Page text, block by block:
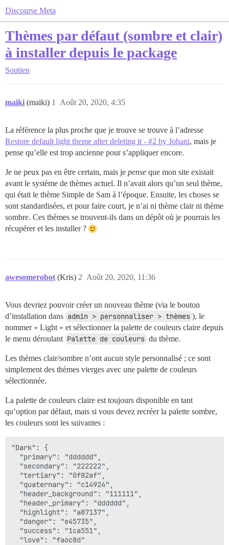
Discourse Meta
Thèmes par défaut (sombre et clair)
à installer depuis le package
Soutien
maiki (maiki) Août 20, 2020, 4:35
1
La référence la plus proche que je trouve se trouve à l’adresse
Restore default light theme after deleting it - #2 by Johani, mais je
pense qu’elle est trop ancienne pour s’appliquer encore.
Je ne peux pas en être certain, mais je pense que mon site existait
avant le système de thèmes actuel. Il n’avait alors qu’un seul thème,
qui était le thème Simple de Sam à l’époque. Ensuite, les choses se
sont standardisées, et pour faire court, je n’ai ni thème clair ni thème
sombre. Ces thèmes se trouvent-ils dans un dépôt où je pourrais les
récupérer et les installer ?
awesomerobot (Kris) Août 20, 2020, 11:36
2
Vous devriez pouvoir créer un nouveau thème (via le bouton
d’installation dans admin > personnaliser > thèmes ), le
nommer « Light » et sélectionner la palette de couleurs claire depuis
le menu déroulant Palette de couleurs du thème.
Les thèmes clair/sombre n’ont aucun style personnalisé ; ce sont
simplement des thèmes vierges avec une palette de couleurs
sélectionnée.
La palette de couleurs claire est toujours disponible en tant
qu’option par défaut, mais si vous devez recréer la palette sombre,
les couleurs sont les suivantes :
"Dark": {
  "primary": "dddddd",
  "secondary": "222222",
  "tertiary": "0f82af",
  "quaternary": "c14924",
  "header_background": "111111",
  "header_primary": "dddddd",
  "highlight": "a87137",
  "danger": "e45735",
  "success": "1ca551",
  "love": "fa6c8d"